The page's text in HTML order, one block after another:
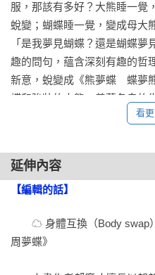
服，那該有多好？大熊睡一覺
蛻變；蝴蝶睡一覺，變成母
「是我夢見蝴蝶？還是蝴蝶
趣的問句，蘊含深刻有趣的哲
新意，蛻變成《熊夢蝶　蝶夢
蝶和強壯的大熊，羨慕各自的
截然不同的生活面貌。閱讀本
本書特色 ：
✦　創意「顛倒書」，可以從
換」的夢境，體會不一樣的人
✦　台灣繪本教父郝廣才，以
看
延伸內容
【編輯的話】
☁ 身體互換（Body swap）
周夢蝶》